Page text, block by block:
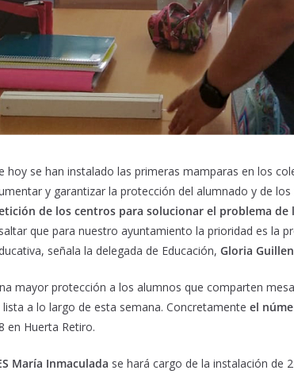
hoy se han instalado las primeras mamparas en los
y garantizar la protección del alumnado y de
de los centros para solucionar el problema de
que para nuestro ayuntamiento la prioridad es la
señala la delegada de Educación, Gloria
mayor protección a los alumnos que comparten
a lo largo de esta semana. Concretamente el
en Huerta Retiro.
María Inmaculada se hará cargo de la instalación de